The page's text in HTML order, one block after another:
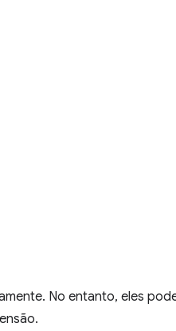
No entanto, eles